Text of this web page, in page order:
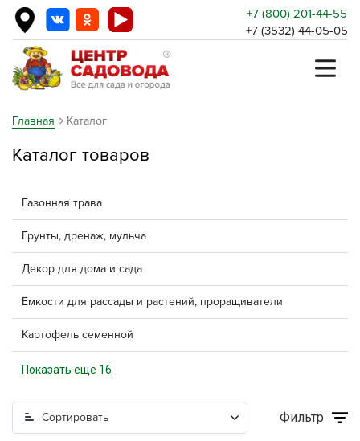
+7 (800) 201-44-55
+7 (3532) 44-05-05
Главная Каталог
Каталог товаров
Газонная трава
Грунты, дренаж, мульча
Декор для дома и сада
Ёмкости для рассады и растений, проращиватели
Картофель семенной
Кашпо, пластик, керамика
Комнатные горшечные растения
Консервация и виноделие
Показать ещё 16
Сортировать Фильтр